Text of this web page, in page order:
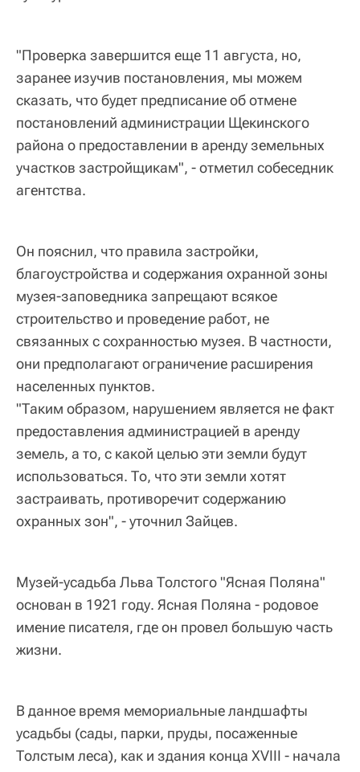
"Проверка завершится еще 11 августа, но,
заранее изучив постановления, мы можем
сказать, что будет предписание об отмене
постановлений администрации Щекинского
района о предоставлении в аренду земельных
участков застройщикам", - отметил собеседник
агентства.
Он пояснил, что правила застройки,
благоустройства и содержания охранной зоны
музея-заповедника запрещают всякое
строительство и проведение работ, не
связанных с сохранностью музея. В частности,
они предполагают ограничение расширения
населенных пунктов.
"Таким образом, нарушением является не факт
предоставления администрацией в аренду
земель, а то, с какой целью эти земли будут
использоваться. То, что эти земли хотят
застраивать, противоречит содержанию
охранных зон", - уточнил Зайцев.
Музей-усадьба Льва Толстого "Ясная Поляна"
основан в 1921 году. Ясная Поляна - родовое
имение писателя, где он провел большую часть
жизни.
В данное время мемориальные ландшафты
усадьбы (сады, парки, пруды, посаженные
Толстым леса), как и здания конца XVIII - начала